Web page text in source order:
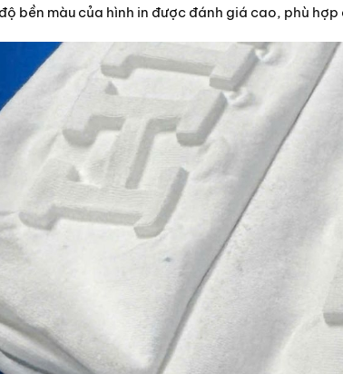
bền màu của hình in được đánh giá cao, phù